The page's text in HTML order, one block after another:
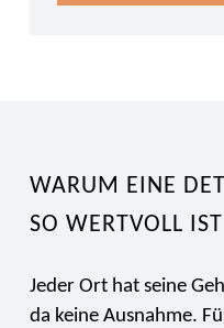
WARUM EINE
SO WERTVOLL IST
Jeder Ort hat seine
da keine Ausnahme.